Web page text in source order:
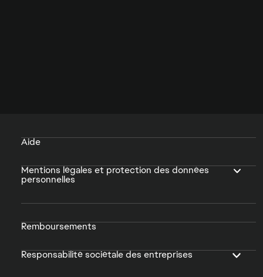
Aide
Mentions légales et protection des données
personnelles
Remboursements
Responsabilité sociétale des entreprises